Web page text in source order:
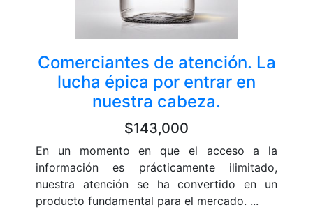
Comerciantes de atención. La
lucha épica por entrar en
nuestra cabeza.
$143,000
En un momento en que el acceso a la
información es prácticamente ilimitado,
nuestra atención se ha convertido en un
producto fundamental para el mercado. ...